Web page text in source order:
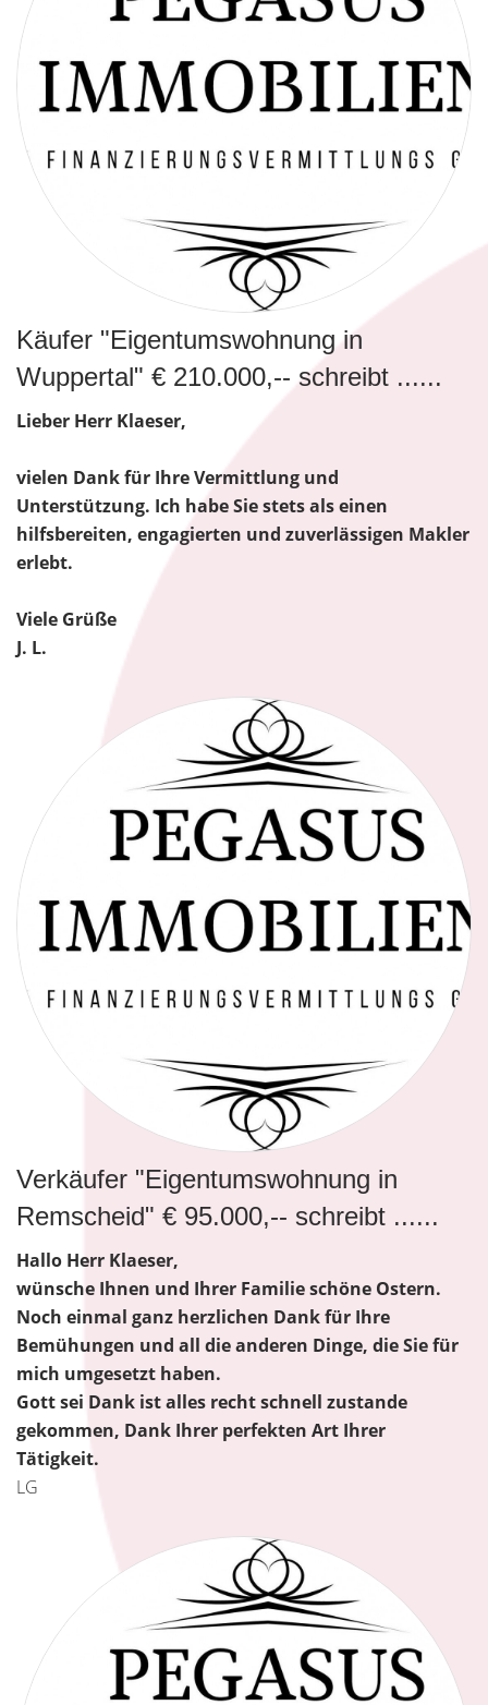
Käufer "Eigentumswohnung in
Wuppertal" € 210.000,-- schreibt ......
Lieber Herr Klaeser,
vielen Dank für Ihre Vermittlung und
Unterstützung. Ich habe Sie stets als einen
hilfsbereiten, engagierten und zuverlässigen Makler
erlebt.
Viele Grüße
J. L.
Verkäufer "Eigentumswohnung in
Remscheid" € 95.000,-- schreibt ......
Hallo Herr Klaeser,
wünsche Ihnen und Ihrer Familie schöne Ostern.
Noch einmal ganz herzlichen Dank für Ihre
Bemühungen und all die anderen Dinge, die Sie für
mich umgesetzt haben.
Gott sei Dank ist alles recht schnell zustande
gekommen, Dank Ihrer perfekten Art Ihrer
Tätigkeit.
LG